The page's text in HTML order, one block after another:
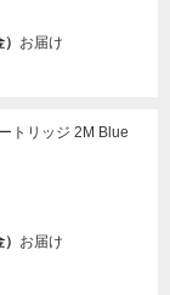
お届け
トリッジ 2M Blue
お届け